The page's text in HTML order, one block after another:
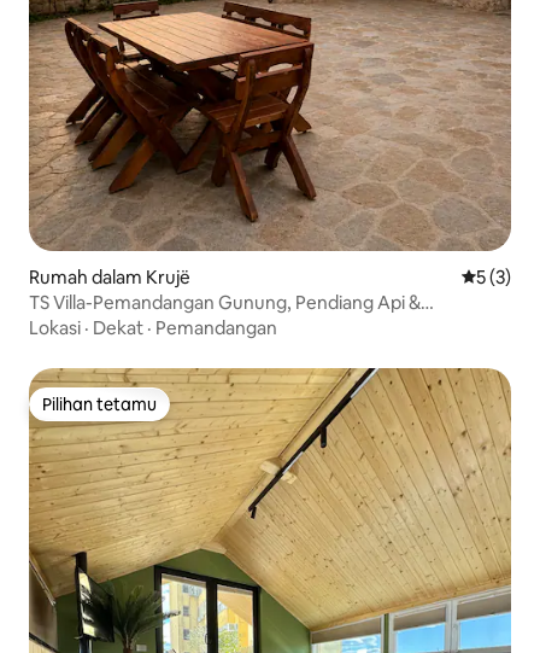
Rumah dalam Krujë
5 (3)
TS Villa-Pemandangan Gunung, Pendiang Api &
Kemewahan Rustik
Lokasi · Dekat · Pemandangan
Pilihan tetamu
Pilihan tetamu